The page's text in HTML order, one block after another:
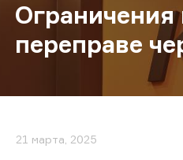
Ограничения
переправе
21 марта, 2025